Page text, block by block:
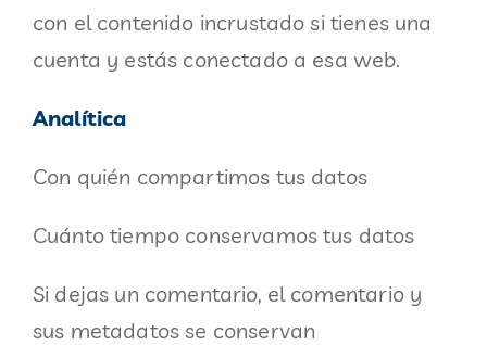
con el contenido incrustado si tienes una
cuenta y estás conectado a esa web.
Analítica
Con quién compartimos tus datos
Cuánto tiempo conservamos tus datos
Si dejas un comentario, el comentario y
sus metadatos se conservan